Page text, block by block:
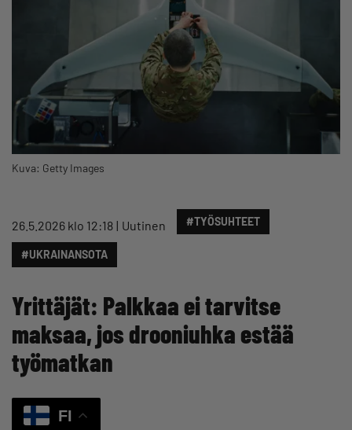
Kuva: Getty Images
26.5.2026 klo 12:18 Uutinen #TYÖSUHTEET
#UKRAINANSOTA
Yrittäjät: Palkkaa ei tarvitse
maksaa, jos drooniuhka estää
työmatkan
FI